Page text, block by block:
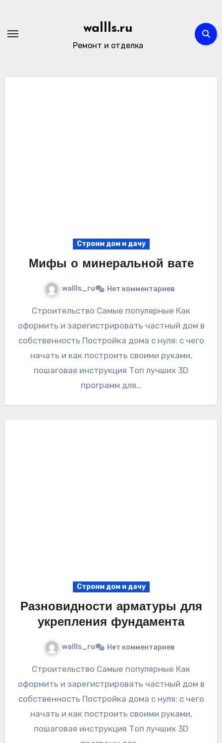
содержимому
wallls.ru
Ремонт и отделка
Строим дом и дачу
Мифы о минеральной вате
wallls_ru Нет комментариев
Строительство Самые популярные Как
оформить и зарегистрировать частный дом в
собственность Постройка дома с нуля: с чего
начать и как построить своими руками,
пошаговая инструкция Топ лучших 3D
программ для…
Строим дом и дачу
Разновидности арматуры для
укрепления фундамента
wallls_ru Нет комментариев
Строительство Самые популярные Как
оформить и зарегистрировать частный дом в
собственность Постройка дома с нуля: с чего
начать и как построить своими руками,
пошаговая инструкция Топ лучших 3D